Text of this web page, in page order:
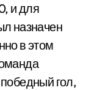
и для
назначен
в этом
гол,